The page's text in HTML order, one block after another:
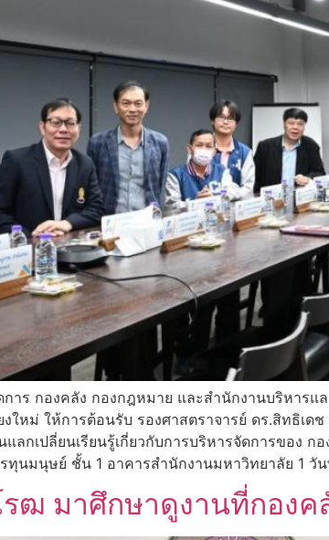
าร กองคลัง กองกฎหมาย และสำนักงานบริหาร
หม่ ให้การต้อนรับ รองศาสตราจารย์ ดร.สิทธิเ
กเปลี่ยนเรียนรู้เกี่ยวกับการบริหารจัดการของ
ทุนมนุษย์ ชั้น 1 อาคารสำนักงานมหาวิทยาลัย 1
ฒ มาศึกษาดูงานที่กองค